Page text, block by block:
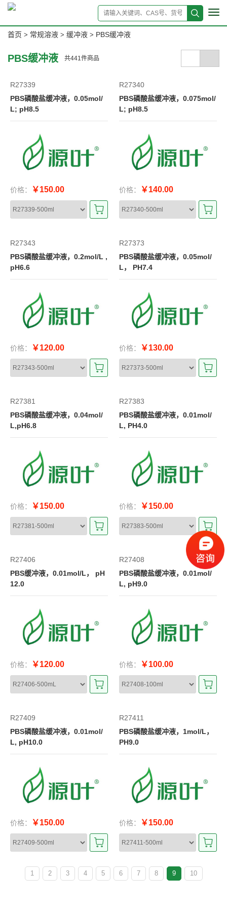
首页 > 常规溶液 > 缓冲液 > PBS缓冲液
PBS缓冲液 共441 件商品
R27339
PBS磷酸盐缓冲液，0.05mol/
L; pH8.5
价格： ￥150.00
R27340
PBS磷酸盐缓冲液，0.075mol/
L; pH8.5
价格： ￥140.00
R27343
PBS磷酸盐缓冲液，0.2mol/L ,
pH6.6
价格： ￥120.00
R27373
PBS磷酸盐缓冲液，0.05mol/
L， PH7.4
价格： ￥130.00
R27381
PBS磷酸盐缓冲液，0.04mol/
L,pH6.8
价格： ￥150.00
R27383
PBS磷酸盐缓冲液，0.01mol/
L, PH4.0
价格： ￥150.00
R27406
PBS缓冲液，0.01mol/L， pH
12.0
价格： ￥120.00
R27408
PBS磷酸盐缓冲液，0.01mol/
L, pH9.0
价格： ￥100.00
R27409
PBS磷酸盐缓冲液，0.01mol/
L, pH10.0
价格： ￥150.00
R27411
PBS磷酸盐缓冲液，1mol/L，
PH9.0
价格： ￥150.00
1 2 3 4 5 6 7 8 9 10